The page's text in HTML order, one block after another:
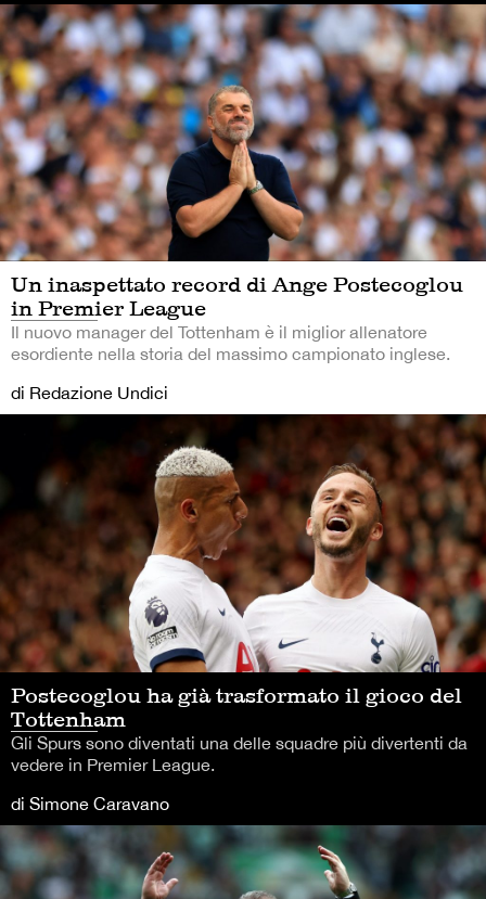
Un inaspettato record di Ange Postecoglou
in Premier League
Il nuovo manager del Tottenham è il miglior allenatore
esordiente nella storia del massimo campionato inglese.
di Redazione Undici
Postecoglou ha già trasformato il gioco del
Tottenham
Gli Spurs sono diventati una delle squadre più divertenti da
vedere in Premier League.
di Simone Caravano